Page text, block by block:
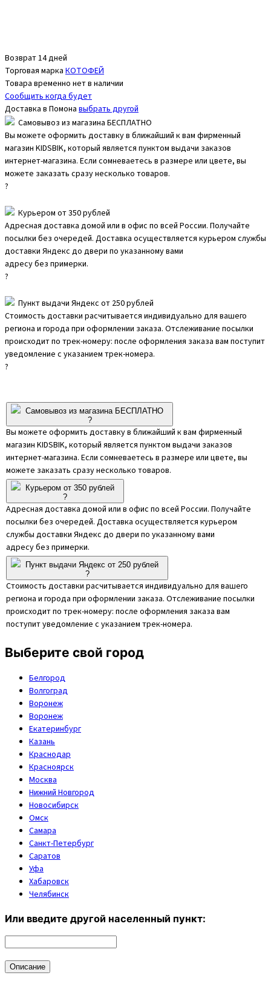
Возврат 14 дней
Торговая марка КОТОФЕЙ
Товара временно нет в наличии
Сообщить когда будет
Доставка в Помона выбрать другой
Самовывоз из магазина БЕСПЛАТНО
Вы можете оформить доставку в ближайший к вам фирменный
магазин KIDSBIK, который является пунктом выдачи заказов
интернет-магазина. Если сомневаетесь в размере или цвете, вы
можете заказать сразу несколько товаров.
?
Курьером от 350 рублей
Адресная доставка домой или в офис по всей России. Получайте
посылки без очередей. Доставка осуществляется курьером службы
доставки Яндекс до двери по указанному вами
адресу без примерки.
?
Пункт выдачи Яндекс от 250 рублей
Стоимость доставки расчитывается индивидуально для вашего
региона и города при оформлении заказа. Отслеживание посылки
происходит по трек-номеру: после оформления заказа вам поступит
уведомление с указанием трек-номера.
?
Самовывоз из магазина БЕСПЛАТНО
?
Вы можете оформить доставку в ближайший к вам фирменный
магазин KIDSBIK, который является пунктом выдачи заказов
интернет-магазина. Если сомневаетесь в размере или цвете, вы
можете заказать сразу несколько товаров.
Курьером от 350 рублей
?
Адресная доставка домой или в офис по всей России. Получайте
посылки без очередей. Доставка осуществляется курьером
службы доставки Яндекс до двери по указанному вами
адресу без примерки.
Пункт выдачи Яндекс от 250 рублей
?
Стоимость доставки расчитывается индивидуально для вашего
региона и города при оформлении заказа. Отслеживание посылки
происходит по трек-номеру: после оформления заказа вам
поступит уведомление с указанием трек-номера.
Выберите свой город
Белгород
Волгоград
Воронеж
Воронеж
Екатеринбург
Казань
Краснодар
Красноярск
Москва
Нижний Новгород
Новосибирск
Омск
Самара
Санкт-Петербург
Саратов
Уфа
Хабаровск
Челябинск
Или введите другой населенный пункт:
Описание